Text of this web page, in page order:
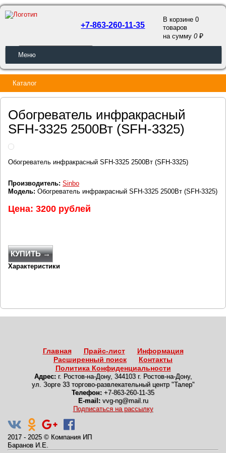
ОБРАТНЫЙ ЗВОНОК
+7-863-260-11-35
В корзине 0
товаров
на сумму0
Меню
Каталог
Обогреватель инфракрасный
SFH-3325 2500Вт (SFH-3325)
Обогреватель инфракрасный SFH-3325 2500Вт (SFH-3325)
Производитель: Sinbo
Модель: Обогреватель инфракрасный SFH-3325 2500Вт (SFH-3325)
Цена: 3200 рублей
КУПИТЬ →
Характеристики
Главная Прайс-лист
Информация
Расширенный поиск
Контакты
Политика Конфиденциальности
Адрес: г. Ростов-на-Дону, 344103 г. Ростов-на-Дону,
ул. Зорге 33 торгово-развлекательный центр "Талер"
Телефон: +7-863-260-11-35
E-mail: vvg-ng@mail.ru
Подписаться на рассылку
2017 - 2025 © Компания ИП
Баранов И.Е.